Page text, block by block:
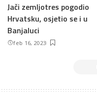
Jači zemljotres pogodio
Hrvatsku, osjetio se i u
Banjaluci
feb 16, 2023